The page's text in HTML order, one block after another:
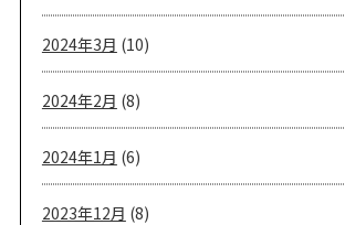
2024年3月 (10)
2024年2月 (8)
2024年1月 (6)
2023年12月 (8)